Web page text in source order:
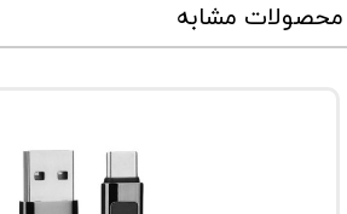
محصولات مشابه